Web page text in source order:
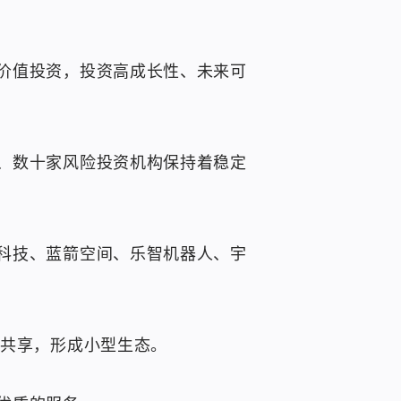
值投资，投资高成长性、未来可
数十家风险投资机构保持着稳定
技、蓝箭空间、乐智机器人、宇
享，形成小型生态。